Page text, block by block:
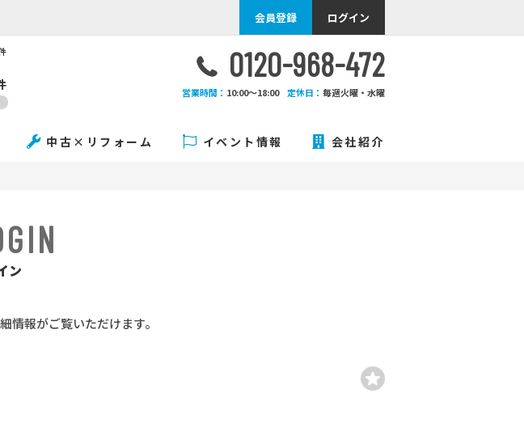
会員登録 ログイン
0120-968-472
営業時間： 10:00〜18:00 定休日： 毎週火曜・水曜
中古×リフォーム イベント情報 会社紹介
ン
情報がご覧いただけます。